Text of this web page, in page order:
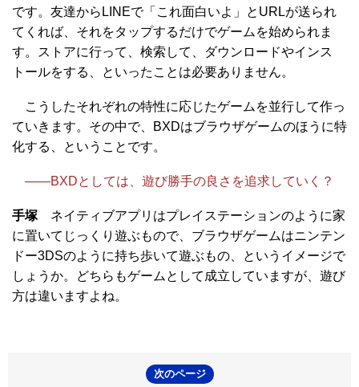
です。友達からLINEで「これ面白いよ」とURLが送られ
てくれば、それをタップするだけでゲームを始められま
す。ストアに行って、検索して、ダウンロードやインス
トールをする、といったことは必要ありません。
こうしたそれぞれの特性に応じたゲームを並行して作っ
ていきます。その中で、BXDはブラウザゲームのほうに特
化する、ということです。
――BXDとしては、遊び勝手の良さを追求していく？
手塚ネイティブアプリはプレイステーションのように家
に置いてじっくり遊ぶもので、ブラウザゲームはニンテン
ドー3DSのように持ち歩いて遊ぶもの、というイメージで
しょうか。どちらもゲームとして成立していますが、遊び
方は違いますよね。
次のページ